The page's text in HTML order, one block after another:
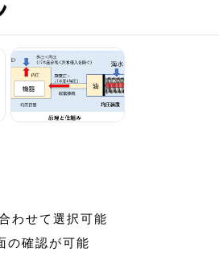
わせて選択可能
の確認が可能